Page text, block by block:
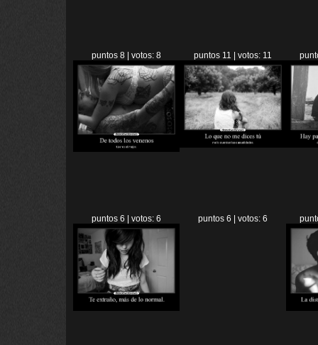
puntos 8 | votos: 8 puntos 11 | votos: 11
puntos 6 | votos: 6 puntos 6 | votos: 6